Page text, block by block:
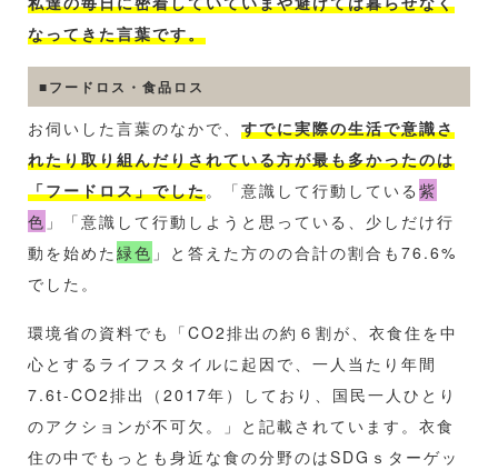
なってきた言葉です。
■フードロス・食品ロス
お伺いした言葉のなかで、 すでに実際の生活で意識さ
れたり取り組んだりされている方が最も多かったのは
「フードロス」でした。「意識して行動している 紫
色 」「意識して行動しようと思っている、少しだけ行
動を始めた 緑色 」と答えた方のの合計の割合も76.6%
でした。
環境省の資料でも「CO2排出の約６割が、衣食住を中
心とするライフスタイルに起因で、一人当たり年間
7.6t-CO2排出（2017年）しており、国民一人ひとり
のアクションが不可欠。」と記載されています。衣食
住の中でもっとも身近な食の分野のはSDGｓターゲッ